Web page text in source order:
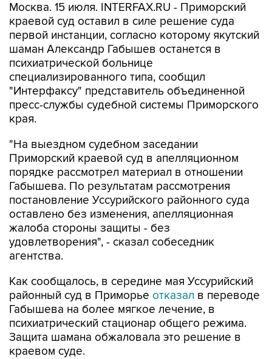
Москва. 15 июля. INTERFAX.RU - Приморский
краевой суд оставил в силе решение суда
первой инстанции, согласно которому якутский
шаман Александр Габышев останется в
психиатрической больнице
специализированного типа, сообщил
"Интерфаксу" представитель объединенной
пресс-службы судебной системы Приморского
края.
"На выездном судебном заседании
Приморский краевой суд в апелляционном
порядке рассмотрел материал в отношении
Габышева. По результатам рассмотрения
постановление Уссурийского районного суда
оставлено без изменения, апелляционная
жалоба стороны защиты - без
удовлетворения", - сказал собеседник
агентства.
Как сообщалось, в середине мая Уссурийский
районный суд в Приморье отказал в переводе
Габышева на более мягкое лечение, в
психиатрический стационар общего режима.
Защита шамана обжаловала это решение в
краевом суде.